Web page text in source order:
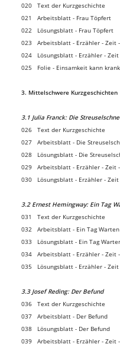
020 Text der Kurzgeschichte
021 Arbeitsblatt - Frau Töpfert
022 Lösungsblatt - Frau Töpfert
023 Arbeitsblatt - Erzähler - Zeit
024 Lösungsblatt - Erzähler - Zeit
025 Folie - Einsamkeit kann
3. Mittelschwere Kurzgeschichten
3.1 Julia Franck: Die
026 Text der Kurzgeschichte
027 Arbeitsblatt - Die
028 Lösungsblatt - Die
029 Arbeitsblatt - Erzähler - Zeit
030 Lösungsblatt - Erzähler - Zeit
3.2 Ernest Hemingway: Ein Tag
031 Text der Kurzgeschichte
032 Arbeitsblatt - Ein Tag Warten
033 Lösungsblatt - Ein Tag
034 Arbeitsblatt - Erzähler - Zeit
035 Lösungsblatt - Erzähler - Zeit
3.3 Josef Reding: Der Befund
036 Text der Kurzgeschichte
037 Arbeitsblatt - Der Befund
038 Lösungsblatt - Der Befund
039 Arbeitsblatt - Erzähler - Zeit